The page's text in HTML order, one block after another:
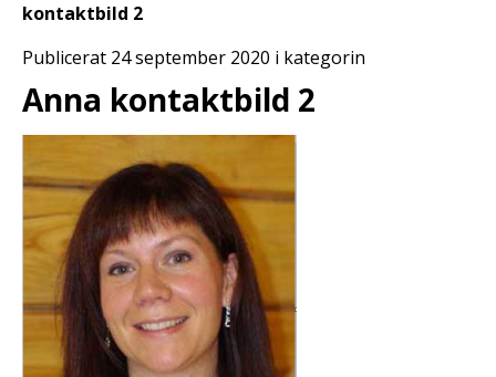
kontaktbild 2
Publicerat 24 september 2020 i kategorin
Anna kontaktbild 2